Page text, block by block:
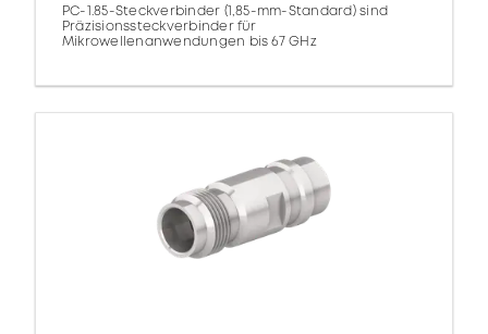
PC-1.85-Steckverbinder (1,85-mm-Standard) sind
Präzisionssteckverbinder für
Mikrowellenanwendungen bis 67 GHz